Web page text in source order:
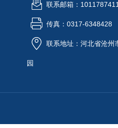
联系邮箱：
传真：0317-6348428
联系地址：河北省沧州
园